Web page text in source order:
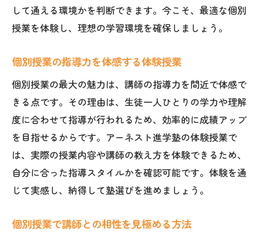
して通える環境かを判断できます。今こそ、最適な個別
授業を体験し、理想の学習環境を確保しましょう。
個別授業の指導力を体感する体験授業
個別授業の最大の魅力は、講師の指導力を間近で体感で
きる点です。その理由は、生徒一人ひとりの学力や理解
度に合わせて指導が行われるため、効率的に成績アップ
を目指せるからです。アーネスト進学塾の体験授業で
は、実際の授業内容や講師の教え方を体験できるため、
自分に合った指導スタイルかを確認可能です。体験を通
じて実感し、納得して塾選びを進めましょう。
個別授業で講師との相性を見極める方法